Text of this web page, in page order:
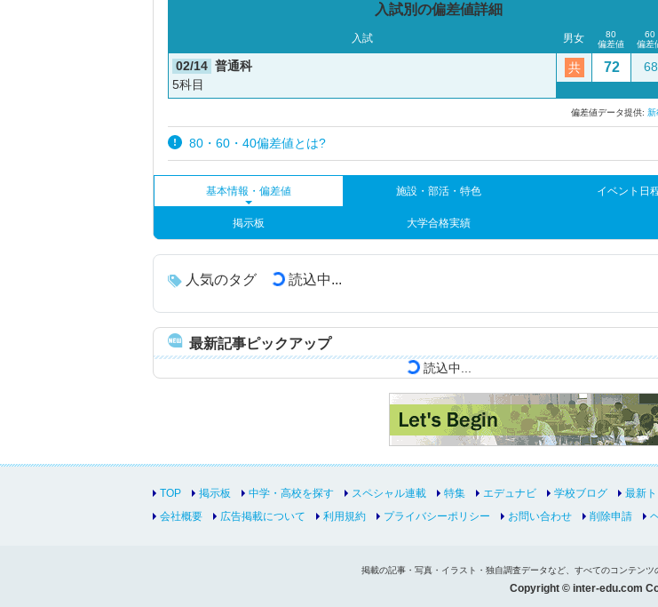
入試別の偏差値詳細
入試 男女
80
偏差値
60
偏差
02/14 普通科
5科目
共 72 68
偏差値データ提供: 新
80・60・40偏差値とは?
基本情報・偏差値 施設・部活・特色 イベント日
掲示板 大学合格実績
人気のタグ 読込中...
最新記事ピックアップ
読込中...
TOP 掲示板 中学・高校を探す スペシャル連載 特集 エデュナビ 学校ブログ 最新
会社概要
広告掲載について 利用規約 プライバシーポリシー お問い合わせ 削除申請
掲載の記事・写真・イラスト・独自調査データなど、すべてのコンテンツ
Copyright © inter-edu.com